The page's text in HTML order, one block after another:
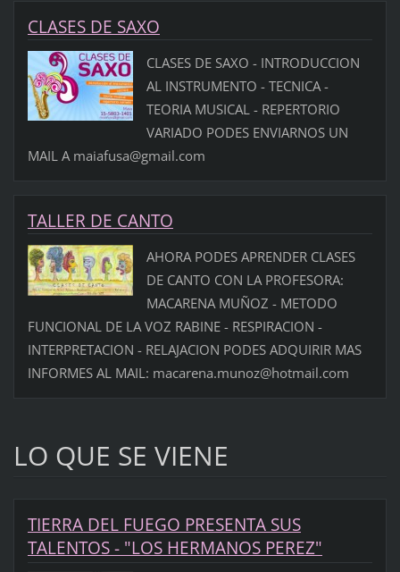
CLASES DE SAXO
CLASES DE SAXO - INTRODUCCION
AL INSTRUMENTO - TECNICA -
TEORIA MUSICAL - REPERTORIO
VARIADO PODES ENVIARNOS UN
MAIL A maiafusa@gmail.com
TALLER DE CANTO
AHORA PODES APRENDER CLASES
DE CANTO CON LA PROFESORA:
MACARENA MUÑOZ - METODO
FUNCIONAL DE LA VOZ RABINE - RESPIRACION -
INTERPRETACION - RELAJACION PODES ADQUIRIR MAS
INFORMES AL MAIL: macarena.munoz@hotmail.com
LO QUE SE VIENE
TIERRA DEL FUEGO PRESENTA SUS
TALENTOS - "LOS HERMANOS PEREZ"